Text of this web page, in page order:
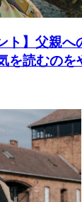
ト】父親へ
を読むのを